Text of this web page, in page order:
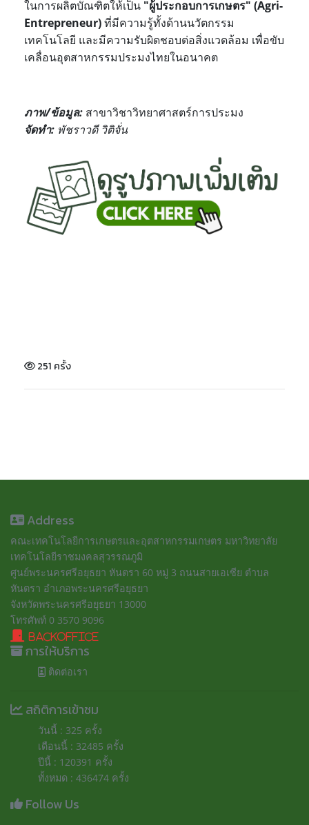
ในการผลิตบัณฑิตให้เป็น "ผู้ประกอบการเกษตร" (Agri-
Entrepreneur)ที่มีความรู้ทั้งด้านนวัตกรรม
เทคโนโลยี และมีความรับผิดชอบต่อสิ่งแวดล้อม เพื่อขับ
เคลื่อนอุตสาหกรรมประมงไทยในอนาคต
ภาพ/ข้อมูล: สาขาวิชาวิทยาศาสตร์การประมง
จัดทำ: พัชราวดี วิติจั่น
251 ครั้ง
Address
คณะเทคโนโลยีการเกษตรและอุตสาหกรรมเกษตร มหาวิทยาลัย
เทคโนโลยีราชมงคลสุวรรณภูมิ
ศูนย์พระนครศรีอยุธยา หันตรา 60 หมู่ 3 ถนนสายเอเซีย ตำบล
หันตรา อำเภอพระนครศรีอยุธยา
จังหวัดพระนครศรีอยุธยา 13000
โทรศัพท์ 0 3570 9096
BackOffice
การให้บริการ
ติดต่อเรา
สถิติการเข้าชม
วันนี้ : 325 ครั้ง
เดือนนี้ : 32485 ครั้ง
ปีนี้ : 120391 ครั้ง
ทั้งหมด : 436474 ครั้ง
Follow Us